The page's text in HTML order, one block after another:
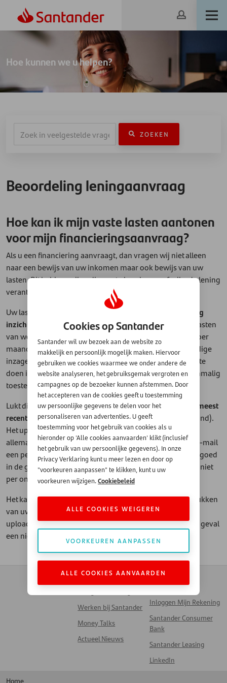
Hoe kunnen we u helpen?
ZOEKEN
Beoordeling leningaanvraag
Hoe kan ik mijn vaste lasten aantonen
voor mijn financieringsaanvraag?
Als u een financiering aanvraagt, dan vragen wij niet alleen
naar een bewijs van uw inkomen maar ook bewijs van uw
lasten. Dit hebben wij nodig om te berekenen of wij u de lening
verantwoord kunnen verstrekken.
Uw lasten (ofwel uitgaven) toont u aan door ons
eenmalig
inzicht
te geven in uw betaalrekeningen waar uw vaste lasten
van worden afgeschreven, denk aan huur of hypotheek per
maand. Om een goed beeld te hebben, hebben wij volledige
inzage nodig. De snelste en eenvoudigste manier om dit te
doen is viaPSD2. Hiermee geeft u ons - via uw bank - eenmalig
toestemming om uw meest recente transacties te zien.
Lukt dit niet, dan vragen wij u omALLE pagina's van uw meest
recente bankafschriftte uploaden (niet ouder dan 1 maand).
Het uploaden hiervan en de instructies hiervoor vindt u
allemaal in de beveiligde uploadportaal. U ontvangt via e-mail
een persoonlijke link voor toegang. Houd uw e-mail dus goed
in de gaten en controleer uw spambox of onze berichten niet
per ongeluk daar zijn terechtgekomen.
Het kan voorkomen dat we ook nog om andere bewijsstukken
van uw vaste lasten vragen. Ook deze zult u dan kunnen
uploaden via het beveiligde uploadportaal. U krijgt in dat geval
een nieuwe e-mail van ons.
Contact
Werken bij Santander
Money Talks
Actueel Nieuws
Zakendoen met
Automotive
Inloggen Mijn Rekening
Santander Consumer
Bank
Santander Leasing
LinkedIn
Home
Cookies op Santander
Santander wil uw bezoek aan de website zo
makkelijk en persoonlijk mogelijk maken. Hiervoor
gebruiken we cookies waarmee we onder andere de
website analyseren, het gebruiksgemak vergroten en
campagnes op de bezoeker kunnen afstemmen. Door
het accepteren van de cookies geeft u toestemming
uw persoonlijke gegevens te delen voor het
personaliseren van advertenties. U geeft
toestemming voor het gebruik van cookies als u
hieronder op 'Alle cookies aanvaarden' klikt (inclusief
het gebruik van uw persoonlijke gegevens). In onze
Privacy Verklaring kunt u meer lezen en door op
"voorkeuren aanpassen" te klikken, kunt u uw
voorkeuren wijzigen.Cookiebeleid
ALLE COOKIES WEIGEREN
VOORKEUREN AANPASSEN
ALLE COOKIES AANVAARDEN